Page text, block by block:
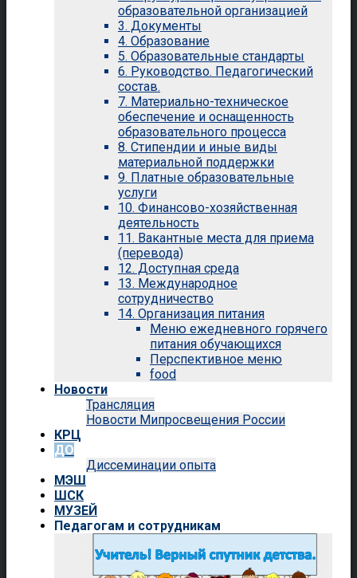
образовательной организацией
3. Документы
4. Образование
5. Образовательные стандарты
6. Руководство. Педагогический
состав.
7. Материально-техническое
обеспечение и оснащенность
образовательного процесса
8. Стипендии и иные виды
материальной поддержки
9. Платные образовательные
услуги
10. Финансово-хозяйственная
деятельность
11. Вакантные места для приема
(перевода)
12. Доступная среда
13. Международное
сотрудничество
14. Организация питания
Меню ежедневного горячего
питания обучающихся
Перспективное меню
food
Новости
Трансляция
Новости Мипросвещения России
КРЦ
ДО
Диссеминации опыта
МЭШ
ШСК
МУЗЕЙ
Педагогам и сотрудникам